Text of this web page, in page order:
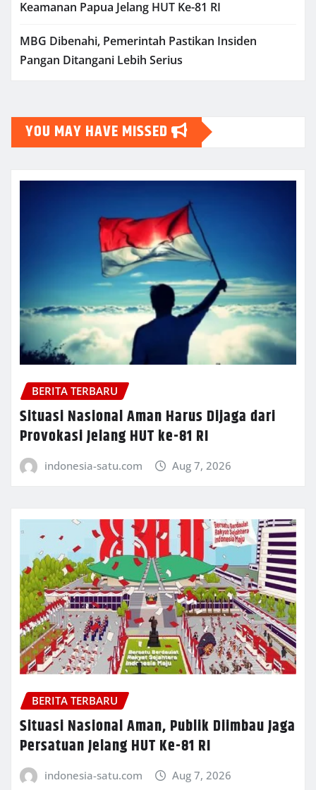
Keamanan Papua Jelang HUT Ke-81 RI
MBG Dibenahi, Pemerintah Pastikan Insiden
Pangan Ditangani Lebih Serius
YOU MAY HAVE MISSED
BERITA TERBARU
Situasi Nasional Aman Harus Dijaga dari
Provokasi Jelang HUT ke-81 RI
indonesia-satu.com Aug 7, 2026
BERITA TERBARU
Situasi Nasional Aman, Publik Diimbau Jaga
Persatuan Jelang HUT Ke-81 RI
indonesia-satu.com Aug 7, 2026